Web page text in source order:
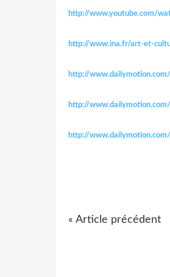
http://www.youtube.com/
http://www.ina.fr/art-et-
http://
http://
http://
« Article précédent